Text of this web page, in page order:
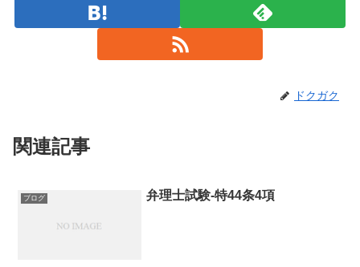
ドクガク
関連記事
ブログ 弁理士試験-特44条4項